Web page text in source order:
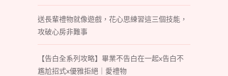
送長輩禮物就像遊戲，花心思練習這三個技能，
攻破心房非難事
【告白全系列攻略】畢業不告白在一起x告白不
尷尬招式x優雅拒絕｜愛禮物